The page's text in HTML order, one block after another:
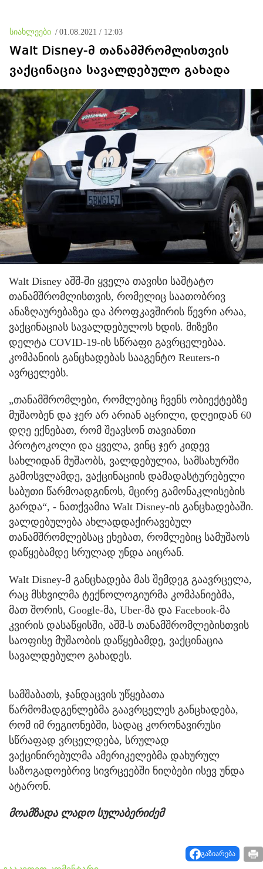
სიახლეები / 01.08.2021 / 12:03
Walt Disney-მ თანამშრომლისთვის
ვაქცინაცია სავალდებულო გახადა
Walt Disney აშშ-ში ყველა თავისი საშტატო
თანამშრომლისთვის, რომელიც საათობრივ
ანაზღაურებაზეა და პროფკავშირის წევრი არაა,
ვაქცინაციას სავალდებულოს ხდის. მიზეზი
დელტა COVID-19-ის სწრაფი გავრცელებაა.
კომპანიის განცხადებას სააგენტო Reuters-ი
ავრცელებს.
„თანამშრომლები, რომლებიც ჩვენს ობიექტებზე
მუშაობენ და ჯერ არ არიან აცრილი, დღეიდან 60
დღე ექნებათ, რომ შეავსონ თავიანთი
პროტოკოლი და ყველა, ვინც ჯერ კიდევ
სახლიდან მუშაობს, ვალდებულია, სამსახურში
გამოსვლამდე, ვაქცინაციის დამადასტურებელი
საბუთი წარმოადგინოს, მცირე გამონაკლისების
გარდა“, - ნათქვამია Walt Disney-ის განცხადებაში.
ვალდებულება ახლადდაქირავებულ
თანამშრომლებსაც ეხებათ, რომლებიც სამუშაოს
დაწყებამდე სრულად უნდა აიცრან.
Walt Disney-მ განცხადება მას შემდეგ გაავრცელა,
რაც მსხვილმა ტექნოლოგიურმა კომპანიებმა,
მათ შორის, Google-მა, Uber-მა და Facebook-მა
კვირის დასაწყისში, აშშ-ს თანამშრომლებისთვის
საოფისე მუშაობის დაწყებამდე, ვაქცინაცია
სავალდებულო გახადეს.
სამშაბათს, ჯანდაცვის უწყებათა
წარმომადგენლებმა გაავრცელეს განცხადება,
რომ იმ რეგიონებში, სადაც კორონავირუსი
სწრაფად ვრცელდება, სრულად
ვაქცინირებულმა ამერიკელებმა დახურულ
საზოგადოებრივ სივრცეებში ნიღბები ისევ უნდა
ატარონ.
მოამზადა ლადო სულაბერიძემ
გაზიარება